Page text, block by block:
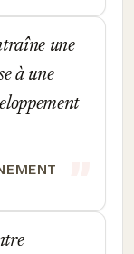
une
à une